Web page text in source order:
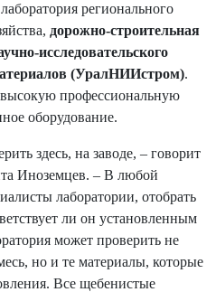
регионального
дорожно-строительная
исследовательского
(УралНИИстром).
профессиональную
оборудование.
здесь, на заводе, – говорит
Иноземцев. – В любой
лаборатории, отобрать
ли он установленным
может проверить не
но и те материалы, которые
Все щебенистые